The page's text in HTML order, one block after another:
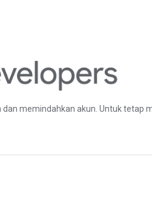
memindahkan akun. Untuk tetap